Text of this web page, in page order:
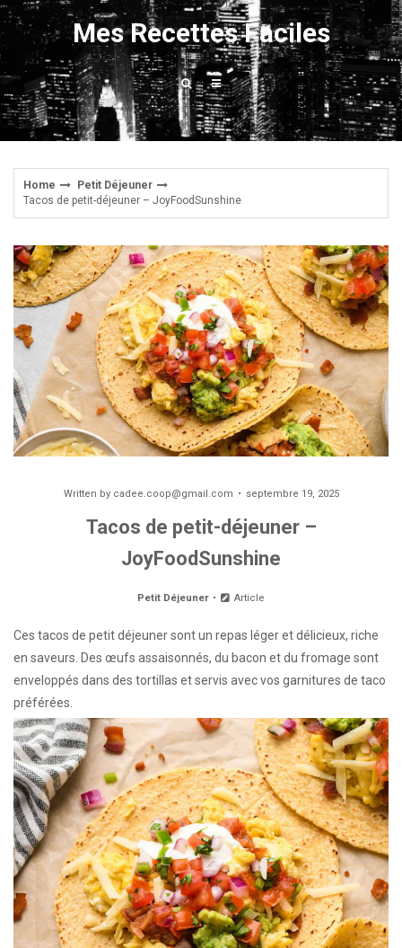
Skip
to
content
Mes Recettes Faciles
Home
Petit Déjeuner
Tacos de petit-déjeuner – JoyFoodSunshine
Written by cadee.coop@gmail.com septembre 19, 2025
Tacos de petit-déjeuner –
JoyFoodSunshine
Petit Déjeuner Article
Ces tacos de petit déjeuner sont un repas léger et délicieux, riche
en saveurs. Des œufs assaisonnés, du bacon et du fromage sont
enveloppés dans des tortillas et servis avec vos garnitures de taco
préférées.